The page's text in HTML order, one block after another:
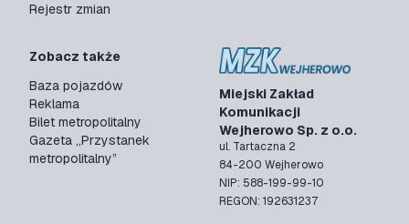
Miejski Zakład
Komunikacji
Wejherowo Sp. z o.o.
ul. Tartaczna 2
84-200 Wejherowo
NIP: 588-199-99-10
REGON: 192631237
Rejestr zmian
Zobacz także
Baza pojazdów
Reklama
Bilet metropolitalny
Gazeta „Przystanek
metropolitalny”